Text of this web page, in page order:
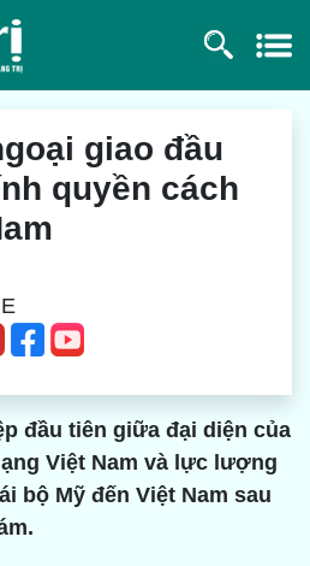
giao đầu
quyền cách
đầu tiên giữa đại diện của
Việt Nam và lực lượng
bộ Mỹ đến Việt Nam sau